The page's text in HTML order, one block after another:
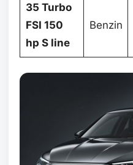
35 Turbo
FSI 150
hp S line
Benzin